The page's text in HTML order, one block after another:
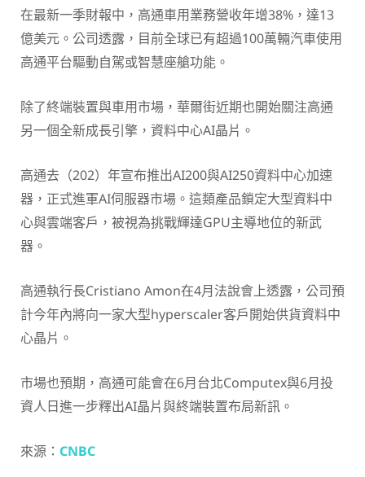
在最新一季財報中，高通車用業務營收年增38%，達13
億美元。公司透露，目前全球已有超過100萬輛汽車使用
高通平台驅動自駕或智慧座艙功能。
除了終端裝置與車用市場，華爾街近期也開始關注高通
另一個全新成長引擎，資料中心AI晶片。
高通去（202）年宣布推出AI200與AI250資料中心加速
器，正式進軍AI伺服器市場。這類產品鎖定大型資料中
心與雲端客戶，被視為挑戰輝達GPU主導地位的新武
器。
高通執行長Cristiano Amon在4月法說會上透露，公司預
計今年內將向一家大型hyperscaler客戶開始供貨資料中
心晶片。
市場也預期，高通可能會在6月台北Computex與6月投
資人日進一步釋出AI晶片與終端裝置布局新訊。
來源： CNBC